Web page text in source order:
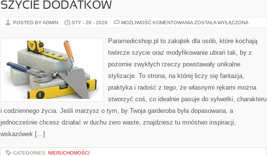
SZYCIE DODATKÓW
POSTED BY ADMIN STY - 26 - 2026 MOŻLIWOŚĆ KOMENTOWANIA SZYCIE
ZOSTAŁA WYŁĄCZONA
Paramedicshop.pl to zakątek dla osób, które kochają
twórcze szycie oraz modyfikowanie ubrań tak, by z
pozornie zwykłych rzeczy powstawały unikalne
stylizacje. To strona, na której liczy się fantazja,
praktyka i radość z tego, że własnymi rękami można
stworzyć coś, co idealnie pasuje do sylwetki, charakteru
i codziennego życia. Jeśli marzysz o tym, by Twoja garderoba była dopasowana, a
jednocześnie chcesz działać w duchu zero waste, znajdziesz tu mnóstwo inspiracji,
wskazówek […]
CATEGORIES: NIERUCHOMOŚCI